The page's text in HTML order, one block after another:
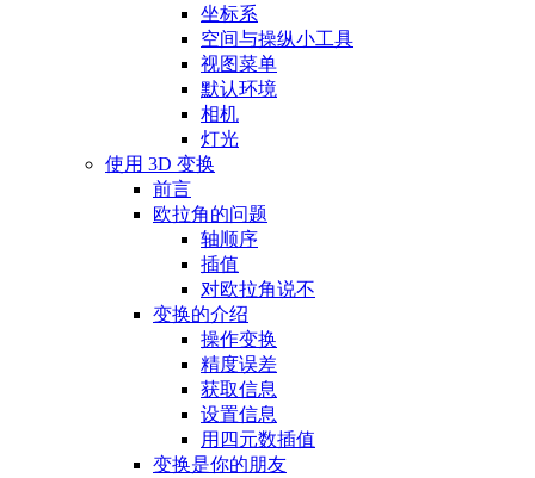
坐标系
空间与操纵小工具
视图菜单
默认环境
相机
灯光
使用 3D 变换
前言
欧拉角的问题
轴顺序
插值
对欧拉角说不
变换的介绍
操作变换
精度误差
获取信息
设置信息
用四元数插值
变换是你的朋友